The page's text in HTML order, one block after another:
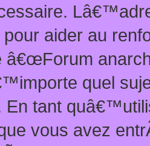
aider au
â€œForum
quel
En tant
vous avez